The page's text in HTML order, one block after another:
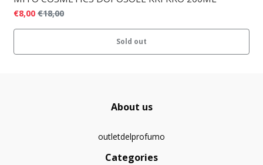
€8,00 €18,00
Sold out
About us
outletdelprofumo
Categories